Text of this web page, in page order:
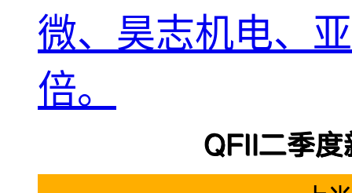
微、昊志机电、
倍。